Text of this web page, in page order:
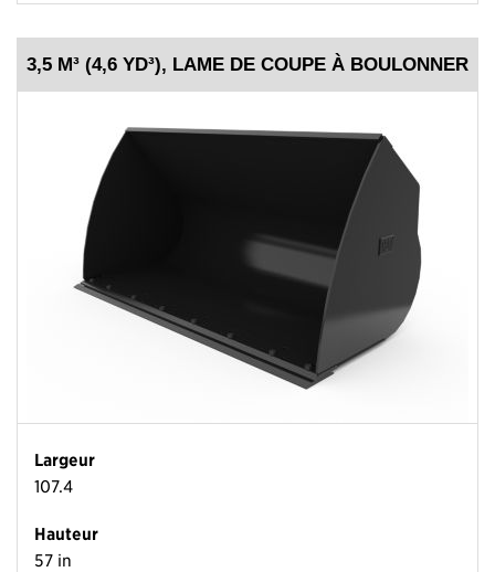
3,5 M³ (4,6 YD³), LAME DE COUPE À BOULONNER
Largeur
107.4
Hauteur
57 in